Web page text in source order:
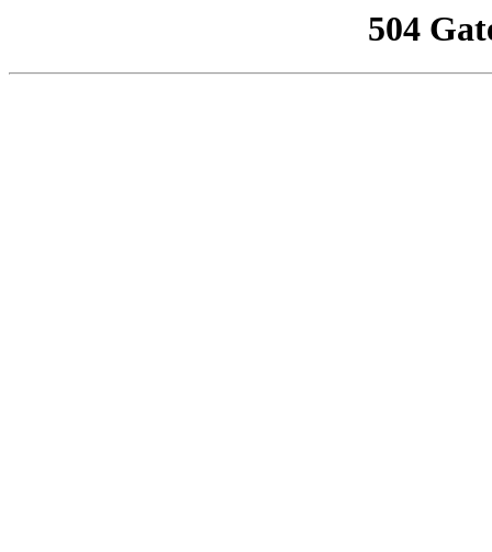
504